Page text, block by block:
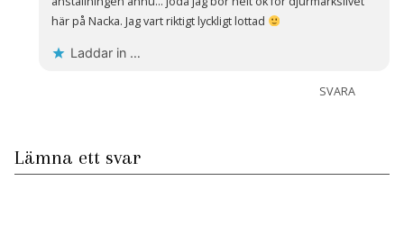
här på Nacka. Jag vart riktigt lyckligt lottad
Laddar in …
SVARA
Lämna ett svar